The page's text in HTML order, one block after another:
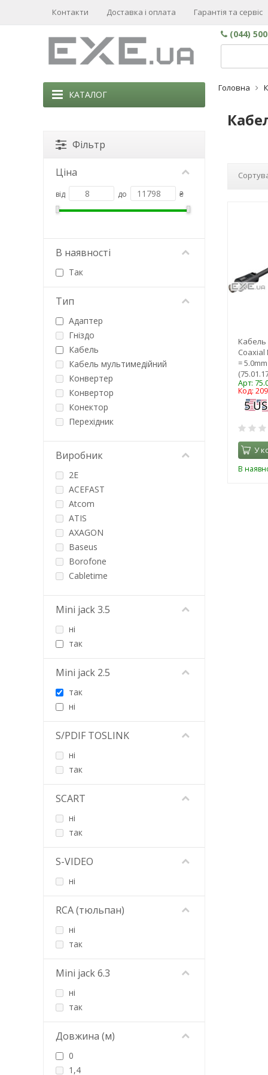
Контакти Доставка і оплата Гарантія та сервіс
(044)
КАТАЛОГ
Головна
Кабель
Coaxial
=
Арт:
Код:
У
В
Фільтр
Ціна
від до ₴
В наявності
Так
Тип
Адаптер
Гніздо
Кабель
Кабель мультимедійний
Конвертер
Конвертор
Конектор
Перехідник
Розгалужувач
Спліттер
Штекер
Виробник
2E
ACEFAST
Atcom
ATIS
AXAGON
Baseus
Borofone
Cabletime
CHINA
Choetech
Click Tronic
Colorway
Defender
Delock
ELAC
ESSAGER
EXTRADIGITAL
Gembird
HiSmart
Hoco
iKAKU
iNeXT
InLine
Jabra
Logitech
LUMANO
Maxxter
Mikrotik
Piko
Poly
Power Queen
PowerPlant
Proove
RCI
Mini jack 3.5
ні
так
Mini jack 2.5
так
ні
S/PDIF TOSLINK
ні
так
SCART
ні
так
S-VIDEO
ні
RCA (тюльпан)
ні
так
Mini jack 6.3
ні
так
Довжина (м)
0
1,4